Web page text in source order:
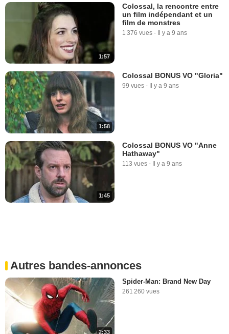
1:57
Colossal, la rencontre entre
un film indépendant et un
film de monstres
1 376 vues - Il y a 9 ans
1:58
Colossal BONUS VO "Gloria"
99 vues - Il y a 9 ans
1:45
Colossal BONUS VO "Anne
Hathaway"
113 vues - Il y a 9 ans
Autres bandes-annonces
2:33
Spider-Man: Brand New Day
261 260 vues